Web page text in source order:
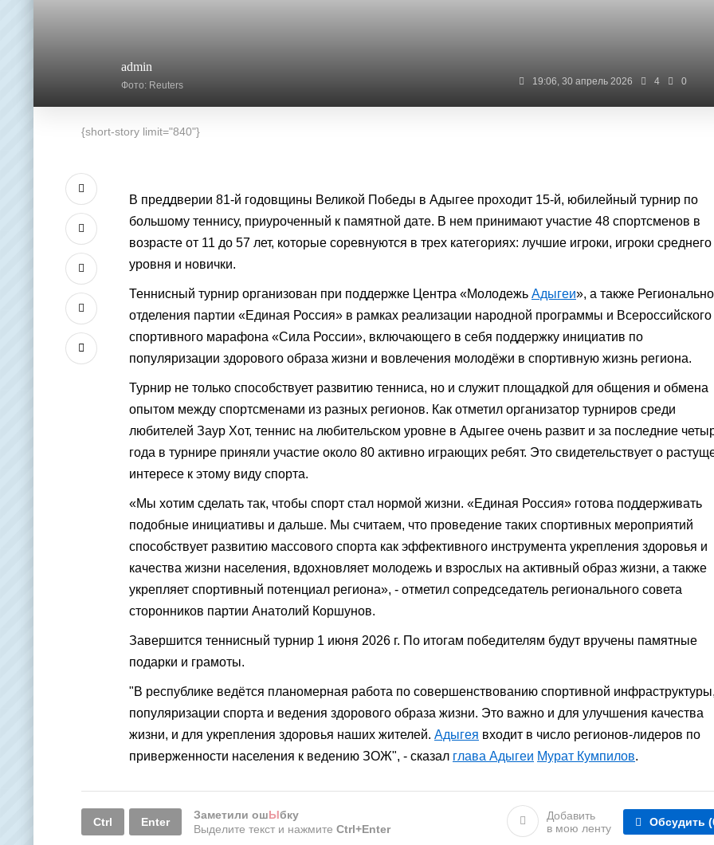
admin
Фото: Reuters 19:06, 30 апрель 2026 4 0
{short-story limit="840"}
В преддверии 81-й годовщины Великой Победы в Адыгее проходит 15-й, юбилейный турнир по
большому теннису, приуроченный к памятной дате. В нем принимают участие 48 спортсменов в
возрасте от 11 до 57 лет, которые соревнуются в трех категориях: лучшие игроки, игроки среднего
уровня и новички.
Теннисный турнир организован при поддержке Центра «Молодежь Адыгеи», а также
отделения партии «Единая Россия» в рамках реализации народной программы и Всероссийского
спортивного марафона «Сила России», включающего в себя поддержку инициатив по
популяризации здорового образа жизни и вовлечения молодёжи в спортивную жизнь региона.
Турнир не только способствует развитию тенниса, но и служит площадкой для общения и обмена
опытом между спортсменами из разных регионов. Как отметил организатор турниров среди
любителей Заур Хот, теннис на любительском уровне в Адыгее очень развит и за последние
года в турнире приняли участие около 80 активно играющих ребят. Это свидетельствует о
интересе к этому виду спорта.
«Мы хотим сделать так, чтобы спорт стал нормой жизни. «Единая Россия» готова поддерживать
подобные инициативы и дальше. Мы считаем, что проведение таких спортивных мероприятий
способствует развитию массового спорта как эффективного инструмента укрепления здоровья и
качества жизни населения, вдохновляет молодежь и взрослых на активный образ жизни, а также
укрепляет спортивный потенциал региона», - отметил сопредседатель регионального совета
сторонников партии Анатолий Коршунов.
Завершится теннисный турнир 1 июня 2026 г. По итогам победителям будут вручены памятные
подарки и грамоты.
"В республике ведётся планомерная работа по совершенствованию спортивной
популяризации спорта и ведения здорового образа жизни. Это важно и для улучшения качества
жизни, и для укрепления здоровья наших жителей. Адыгея входит в число регионов-лидеров по
приверженности населения к ведению ЗОЖ", - сказал глава Адыгеи Мурат Кумпилов.
Ctrl Enter
Заметили ошЫбку
Выделите текст и нажмите Ctrl+Enter
Добавить
в мою ленту
Обсудить